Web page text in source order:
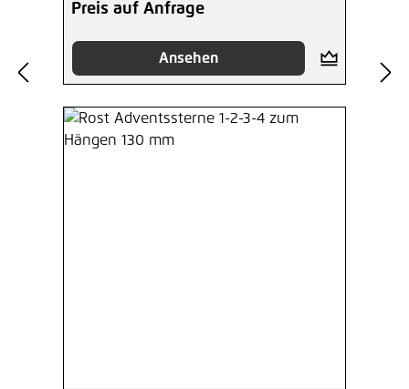
Preis auf Anfrage
Ansehen